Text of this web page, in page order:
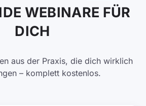
WEBINARE FÜR
DICH
aus der Praxis, die dich wirklich
– komplett kostenlos.